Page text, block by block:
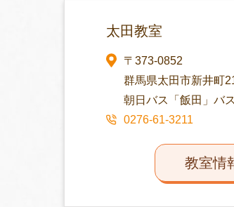
太田教室
〒373-0852
群馬県太田市新井町
朝日バス「飯田」バ
0276-61-3211
教室情